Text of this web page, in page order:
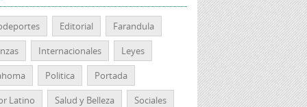
Editorial
Farandula
Internacionales
Leyes
Politica
Portada
Latino
Salud y Belleza
Sociales